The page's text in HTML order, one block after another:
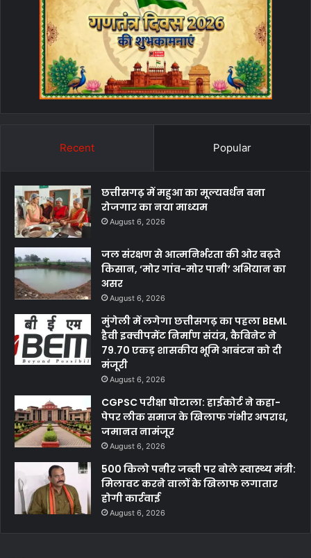
Recent Popular
छत्तीसगढ़ में महुआ का मूल्यवर्धन बना
रोजगार का नया माध्यम
August 6, 2026
जल संरक्षण से आत्मनिर्भरता की ओर बढ़ते
किसान, ‘मोर गांव-मोर पानी’ अभियान का
असर
August 6, 2026
मुंगेली में लगेगा छत्तीसगढ़ का पहला BEML
हैवी इक्वीपमेंट निर्माण संयंत्र, कैबिनेट ने
79.70 एकड़ शासकीय भूमि आबंटन को दी
मंजूरी
August 6, 2026
CGPSC परीक्षा घोटाला: हाईकोर्ट ने कहा-
पेपर लीक समाज के खिलाफ गंभीर अपराध,
जमानत नामंजूर
August 6, 2026
500 किलो पनीर जब्ती पर बोले स्वास्थ्य मंत्री:
मिलावट करने वालों के खिलाफ लगातार
होगी कार्रवाई
August 6, 2026